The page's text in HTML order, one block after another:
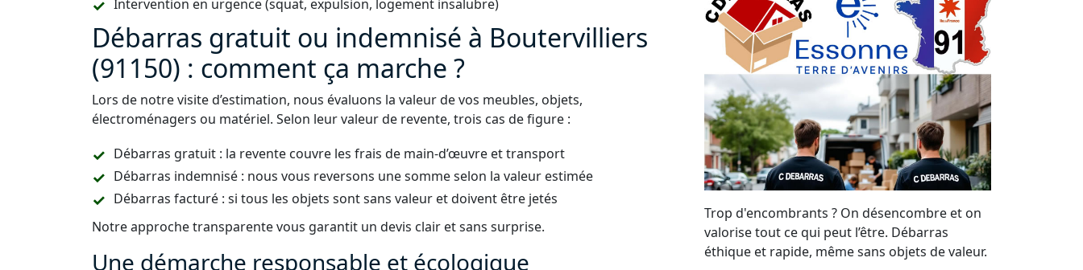
Intervention en urgence (squat, expulsion, logement insalubre)
Débarras gratuit ou indemnisé à Boutervilliers
(91150) : comment ça marche ?
Lors de notre visite d’estimation, nous évaluons la valeur de vos meubles, objets,
électroménagers ou matériel. Selon leur valeur de revente, trois cas de figure :
Débarras gratuit : la revente couvre les frais de main-d’œuvre et transport
Débarras indemnisé : nous vous reversons une somme selon la valeur estimée
Débarras facturé : si tous les objets sont sans valeur et doivent être jetés
Notre approche transparente vous garantit un devis clair et sans surprise.
Une démarche responsable et écologique
Trop d'encombrants ? On désencombre et on
valorise tout ce qui peut l’être. Débarras
éthique et rapide, même sans objets de valeur.